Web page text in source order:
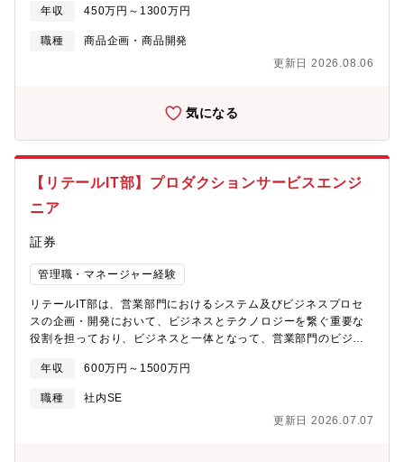
ず、且つ付加価値を感じて資産づくりをして頂くために、投資信
託や資産形成に関するマーケティング施策を行っています。■今後
大きく成長が見込まれるオンラインの資産形成ビジネスの分野に
おいて、新しい価値とイノベーションを創造し、業界のリーディ
【主な業務内容】■投資信託の新規採用■既存採用商品のメンテナ
本以上取り扱っております。各運用会社の窓口となり、ファンド
ブコンテンツ作成など）に携わっていただくほか、投信に関わる
新規サービスの開発プロジェクトなども担っていただきます。
15名程度で構成されています。■20－30代を中心に20代から40代
年収 450万円～1300万円
職種
商品企画・商品開発
更新日 2026.08.06
気になる
【リテールIT部】プロダクションサービスエンジ
ニア
証券
管理職・マネージャー経験
リテールIT部は、営業部門におけるシステム及びビジネスプロセ
スの企画・開発において、ビジネスとテクノロジーを繋ぐ重要な
役割を担っており、ビジネスと一体となって、営業部門のビジネ
ションサービスエンジニアは、オペレーションの自動化や効率化
の為の開発やアプリケーションのモニタリング環境の整備を行い
ながら、ユーザーとプロジェクトチームとの懸け橋となり、ビジ
ネスニーズを特定し適切に優先順位付けを行い、システムとイン
年収 600万円～1500万円
職種
社内SE
更新日 2026.07.07